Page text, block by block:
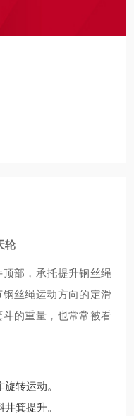
轮
部，承托提升钢丝绳
丝绳运动方向的定滑
的重量，也常常被看
转运动。
箕提升。